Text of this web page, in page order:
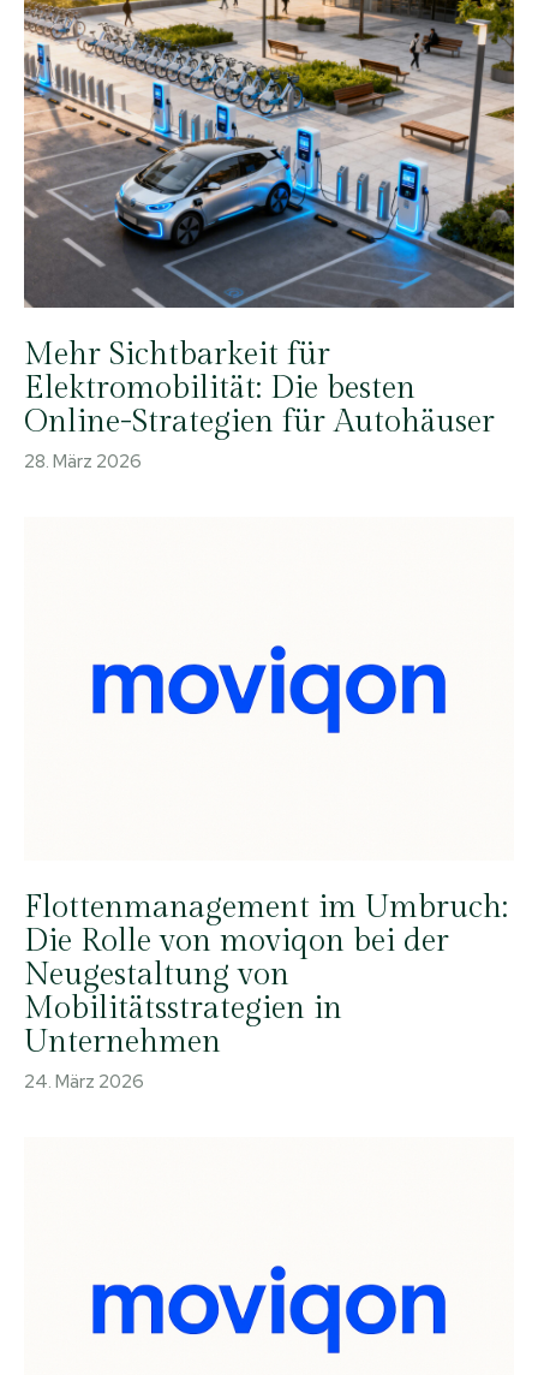
Mehr Sichtbarkeit für
Elektromobilität: Die besten
Online-Strategien für Autohäuser
28. März 2026
Flottenmanagement im Umbruch:
Die Rolle von moviqon bei der
Neugestaltung von
Mobilitätsstrategien in
Unternehmen
24. März 2026